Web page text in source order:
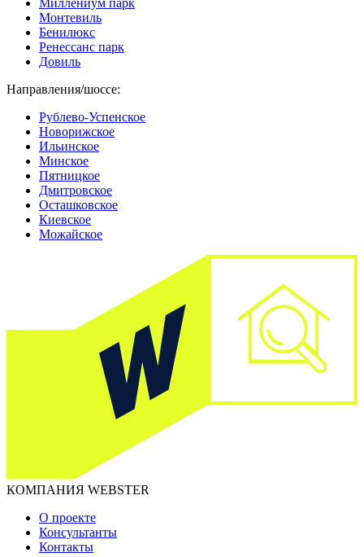
Монтевиль
Бенилюкс
Ренессанс парк
Довиль
Направления/шоссе:
Рублево-Успенское
Новорижское
Ильинское
Минское
Пятницкое
Дмитровское
Осташковское
Киевское
Можайское
КОМПАНИЯ WEBSTER
О проекте
Консультанты
Контакты